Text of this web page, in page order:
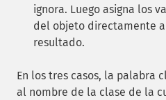
ignora. Luego asigna los
del objeto directamente
resultado.
En los tres casos, la palabra
al nombre de la clase de la